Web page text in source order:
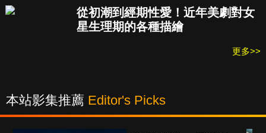
從初潮到經期性愛！近年美劇對女
星生理期的各種描繪
更多>>
本站影集推薦 Editor's Picks